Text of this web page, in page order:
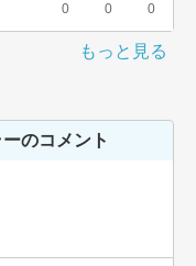
0 0 0
もっと見る
のコメント